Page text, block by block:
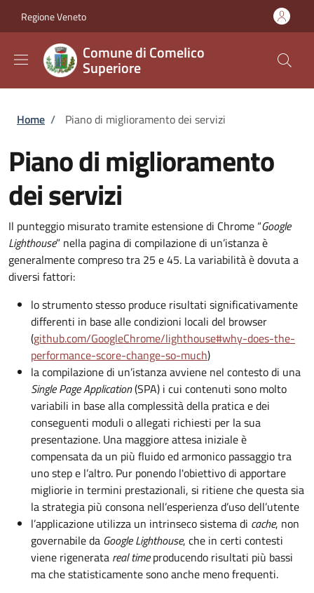
Regione Veneto
Comune di Comelico
Superiore
Briciole di pane
Home / Piano di miglioramento dei servizi
Piano di miglioramento
dei servizi
Il punteggio misurato tramite estensione di Chrome “Google
Lighthouse” nella pagina di compilazione di un’istanza è
generalmente compreso tra 25 e 45. La variabilità è dovuta a
diversi fattori:
lo strumento stesso produce risultati significativamente
differenti in base alle condizioni locali del browser
(github.com/GoogleChrome/lighthouse#why-does-the-
performance-score-change-so-much)
la compilazione di un’istanza avviene nel contesto di una
Single Page Application(SPA) i cui contenuti sono molto
variabili in base alla complessità della pratica e dei
conseguenti moduli o allegati richiesti per la sua
presentazione. Una maggiore attesa iniziale è
compensata da un più fluido ed armonico passaggio tra
uno step e l’altro. Pur ponendo l'obiettivo di apportare
migliorie in termini prestazionali, si ritiene che questa sia
la strategia più consona nell’esperienza d’uso dell’utente
l’applicazione utilizza un intrinseco sistema di cache, non
governabile da Google Lighthouse, che in certi contesti
viene rigenerata real timeproducendo risultati più bassi
ma che statisticamente sono anche meno frequenti.